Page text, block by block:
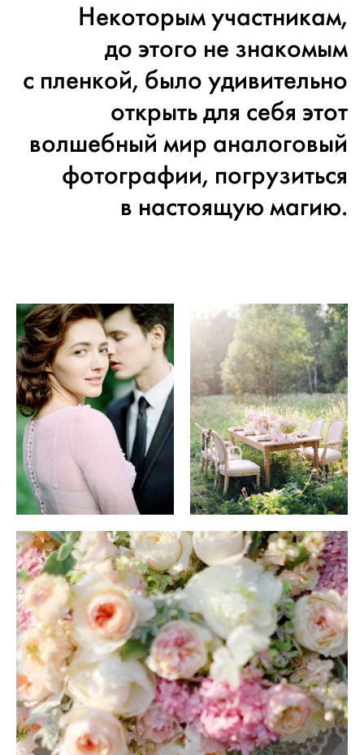
Некоторым участникам,
до этого не знакомым
с пленкой, было удивительно
открыть для себя этот
волшебный мир аналоговый
фотографии, погрузиться
в настоящую магию.